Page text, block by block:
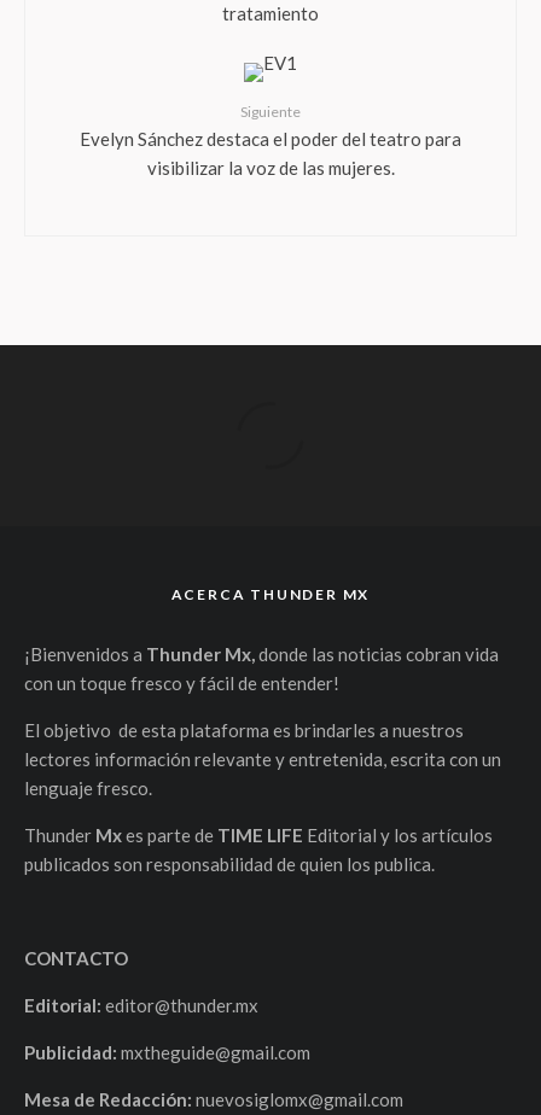
tratamiento
Siguiente
Evelyn Sánchez destaca el poder del teatro para
visibilizar la voz de las mujeres.
ACERCA THUNDER MX
¡Bienvenidos a Thunder Mx,donde las noticias cobran vida
con un toque fresco y fácil de entender!
El objetivo de esta plataforma es brindarles a nuestros
lectores información relevante y entretenida, escrita con un
lenguaje fresco.
Thunder Mxes parte de TIME LIFE Editorial y los artículos
publicados son responsabilidad de quien los publica.
CONTACTO
Editorial: editor@thunder.mx
Publicidad: mxtheguide@gmail.com
Mesa de Redacción: nuevosiglomx@gmail.com